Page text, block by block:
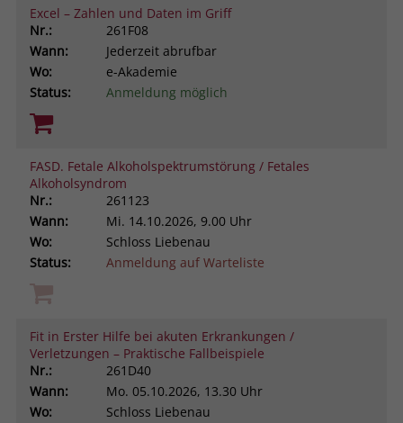
Excel – Zahlen und Daten im Griff
Nr.:
261F08
Wann:
Jederzeit abrufbar
Wo:
e-Akademie
Status:
Anmeldung möglich
FASD. Fetale Alkoholspektrumstörung / Fetales
Alkoholsyndrom
Nr.:
261123
Wann:
Mi. 14.10.2026, 9.00 Uhr
Wo:
Schloss Liebenau
Status:
Anmeldung auf Warteliste
Fit in Erster Hilfe bei akuten Erkrankungen /
Verletzungen – Praktische Fallbeispiele
Nr.:
261D40
Wann:
Mo. 05.10.2026, 13.30 Uhr
Wo:
Schloss Liebenau